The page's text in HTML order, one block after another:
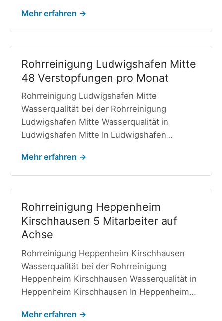
Mehr erfahren →
Rohrreinigung Ludwigshafen Mitte
48 Verstopfungen pro Monat
Rohrreinigung Ludwigshafen Mitte
Wasserqualität bei der Rohrreinigung
Ludwigshafen Mitte Wasserqualität in
Ludwigshafen Mitte In Ludwigshafen…
Mehr erfahren →
Rohrreinigung Heppenheim
Kirschhausen 5 Mitarbeiter auf
Achse
Rohrreinigung Heppenheim Kirschhausen
Wasserqualität bei der Rohrreinigung
Heppenheim Kirschhausen Wasserqualität in
Heppenheim Kirschhausen In Heppenheim…
Mehr erfahren →